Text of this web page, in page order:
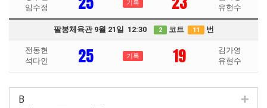
임수정
기록
유현수
팔봉체육관 9월 21일 12:30 2 코트 11 번
전동현
석다인
25 기록 19
김가영
유현수
B